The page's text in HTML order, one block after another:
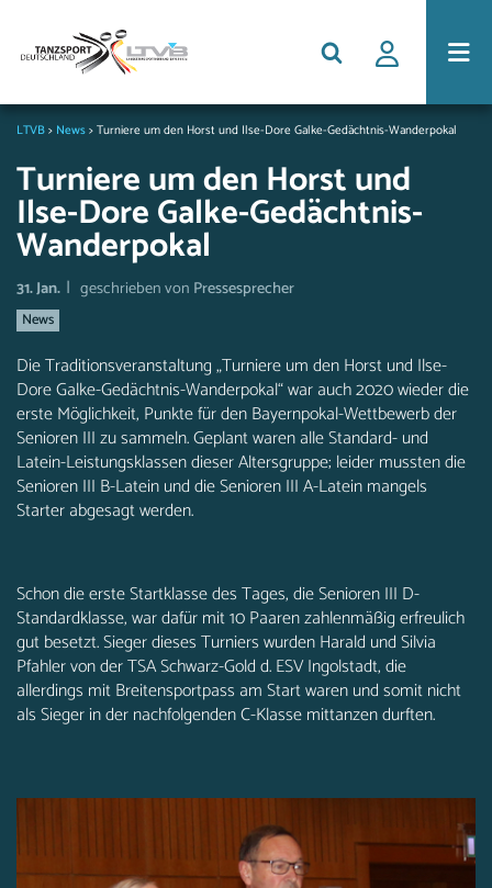
LTVB> News>Turniere um den Horst und Ilse-Dore Galke-Gedächtnis-Wanderpokal
Turniere um den Horst und
Ilse-Dore Galke-Gedächtnis-
Wanderpokal
31. Jan. | geschrieben von Pressesprecher
News
Die Traditionsveranstaltung „Turniere um den Horst und Ilse-
Dore Galke-Gedächtnis-Wanderpokal“ war auch 2020 wieder die
erste Möglichkeit, Punkte für den Bayernpokal-Wettbewerb der
Senioren III zu sammeln. Geplant waren alle Standard- und
Latein-Leistungsklassen dieser Altersgruppe; leider mussten die
Senioren III B-Latein und die Senioren III A-Latein mangels
Starter abgesagt werden.
Schon die erste Startklasse des Tages, die Senioren III D-
Standardklasse, war dafür mit 10 Paaren zahlenmäßig erfreulich
gut besetzt. Sieger dieses Turniers wurden Harald und Silvia
Pfahler von der TSA Schwarz-Gold d. ESV Ingolstadt, die
allerdings mit Breitensportpass am Start waren und somit nicht
als Sieger in der nachfolgenden C-Klasse mittanzen durften.